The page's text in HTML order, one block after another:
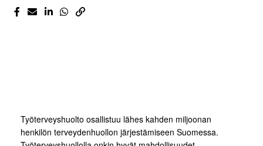
Työterveyshuolto osallistuu lähes kahden miljoonan
henkilön terveydenhuollon järjestämiseen Suomessa.